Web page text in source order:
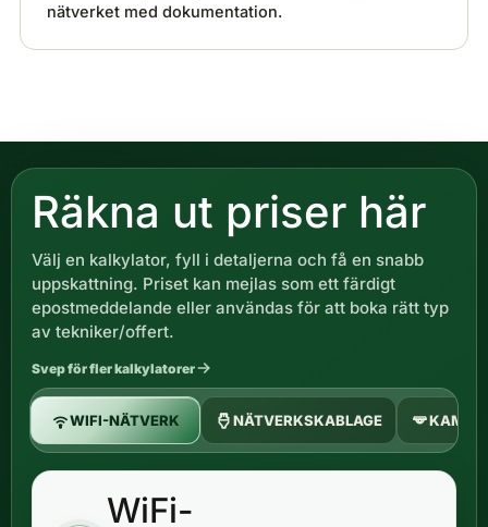
nätverket med dokumentation.
Räkna ut priser här
Välj en kalkylator, fyll i detaljerna och få en snabb
uppskattning. Priset kan mejlas som ett färdigt
epostmeddelande eller användas för att boka rätt typ
av tekniker/offert.
Svep för fler kalkylatorer
WIFI-NÄTVERK NÄTVERKSKABLAGE
WiFi-